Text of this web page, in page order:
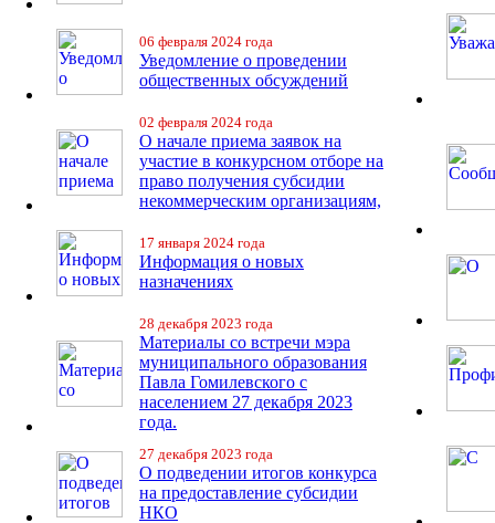
06 февраля 2024 года
Уведомление о проведении
общественных обсуждений
02 февраля 2024 года
О начале приема заявок на
участие в конкурсном отборе на
право получения субсидии
некоммерческим организациям,
17 января 2024 года
Информация о новых
назначениях
28 декабря 2023 года
Материалы со встречи мэра
муниципального образования
Павла Гомилевского с
населением 27 декабря 2023
года.
27 декабря 2023 года
О подведении итогов конкурса
на предоставление субсидии
НКО